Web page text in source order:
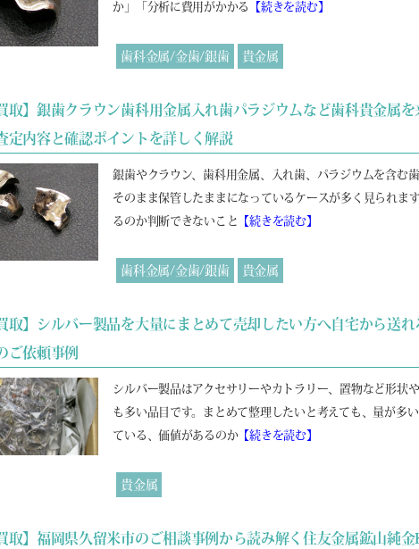
か」「分析に費用がかかる
【続きを読む】
歯科金属/金歯/銀歯 貴金属
取】銀歯クラウン歯科用金属入れ歯パラジウムなど歯科貴金属
定内容と確認ポイントを詳しく解説
銀歯やクラウン、歯科用金属、入れ歯、パラジウムを含む
そのまま保管したままになっているケースが多く見られま
るのか判断できないこと
【続きを読む】
歯科金属/金歯/銀歯 貴金属
取】シルバー製品を大量にまとめて売却したい方へ自宅から送
ご依頼事例
シルバー製品はアクセサリーやカトラリー、置物など形状
も多い品目です。まとめて整理したいと考えても、量が多
ている、価値があるのか 【続きを読む】
貴金属
取】福岡県久留米市のご相談事例から読み解く住友金属鉱山純